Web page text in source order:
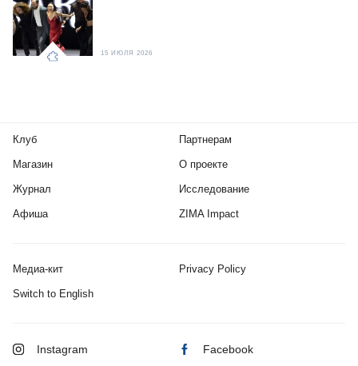
15 ИЮЛЯ 2026
Клуб
Магазин
Журнал
Афиша
Партнерам
О проекте
Исследование
ZIMA Impact
Медиа-кит Privacy Policy
Switch to English
Instagram Facebook